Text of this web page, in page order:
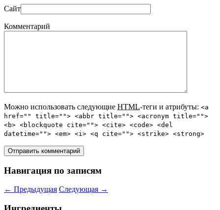
Сайт
Комментарий
Можно использовать следующие HTML-теги и атрибуты: <a
href="" title=""> <abbr title=""> <acronym title="">
<b> <blockquote cite=""> <cite> <code> <del
datetime=""> <em> <i> <q cite=""> <strike> <strong>
Навигация по записям
← Предыдущая Следующая →